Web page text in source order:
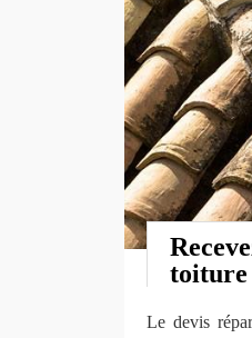
toiture
Le devis